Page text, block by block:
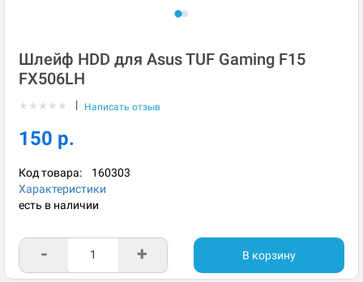
Шлейф HDD для Asus TUF Gaming F15
FX506LH
★ ★ ★ ★ ★ | Написать отзыв
150 р.
Код товара: 160303
Характеристики
есть в наличии
- + В корзину